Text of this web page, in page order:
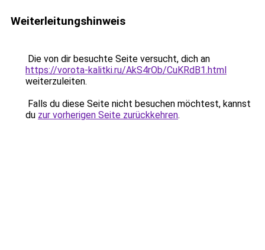
Weiterleitungshinweis
Die von dir besuchte Seite versucht, dich an
https://vorota-kalitki.ru/AkS4rOb/CuKRdB1.html
weiterzuleiten.
Falls du diese Seite nicht besuchen möchtest, kannst
du zur vorherigen Seite zurückkehren.